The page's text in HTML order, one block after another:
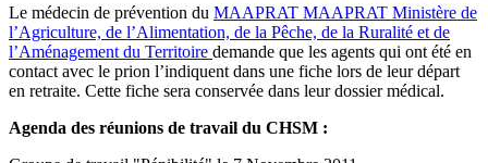
Le médecin de prévention du MAAPRAT MAAPRAT Ministère de
l’Agriculture, de l’Alimentation, de la Pêche, de la Ruralité et de
l’Aménagement du Territoire demande que les agents qui ont été en
contact avec le prion l’indiquent dans une fiche lors de leur départ
en retraite. Cette fiche sera conservée dans leur dossier médical.
Agenda des réunions de travail du CHSM :